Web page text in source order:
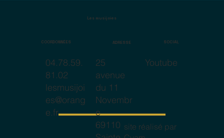
Les musijoies
COORDONNÉES ADRESSE SOCIAL
04.78.59.
81.02
lesmusijoi
es@orang
e.fr
25
avenue
du 11
Novembr
e
69110
Youtube
site réalisé par